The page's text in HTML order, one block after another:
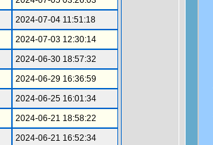
2024-07-04 11:51:18
2024-07-03 12:30:14
2024-06-30 18:57:32
2024-06-29 16:36:59
2024-06-25 16:01:34
2024-06-21 18:58:22
2024-06-21 16:52:34